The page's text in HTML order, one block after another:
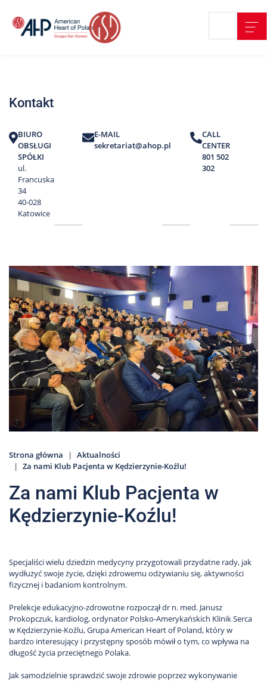
treści
Strefa
Edukacja
Pacjenta
O
nas
Marki
Nas
Kariera
Galeria
Kontakt
801
502
302
Kontakt
BIURO
OBSŁUGI
SPÓŁKI
ul.
Francuska
34
40-028
Katowice
E-MAIL
sekretariat@ahop.pl
CALL
CENTER
801 502
302
Strona główna
Aktualności
Za nami Klub Pacjenta w Kędzierzynie-Koźlu!
Za nami Klub Pacjenta w
Kędzierzynie-Koźlu!
Specjaliści wielu dziedzin medycyny przygotowali przydatne rady, jak
wydłużyć swoje życie, dzięki zdrowemu odżywianiu się, aktywności
fizycznej i badaniom kontrolnym.
Prelekcje edukacyjno-zdrowotne rozpoczął dr n. med. Janusz
Prokopczuk, kardiolog, ordynator Polsko-Amerykańskich Klinik Serca
w Kędzierzynie-Koźlu, Grupa American Heart of Poland, który w
bardzo interesujący i przystępny sposób mówił o tym, co wpływa na
długość życia przeciętnego Polaka.
Jak samodzielnie sprawdzić swoje zdrowie poprzez wykonywanie